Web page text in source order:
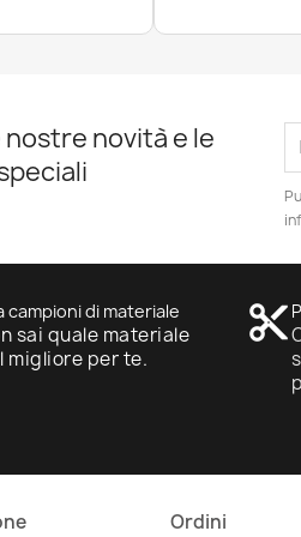
nostre novità e le
campioni di materiale
sai quale materiale
migliore per te.
content_cut
Ordini